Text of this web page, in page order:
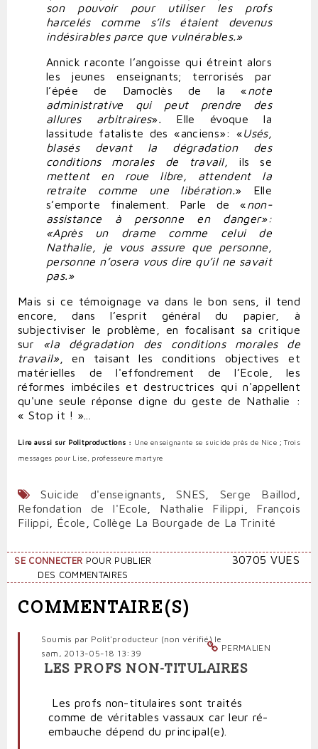
son pouvoir pour utiliser les profs
harcelés comme s’ils étaient devenus
indésirables parce que vulnérables.»
Annick raconte l’angoisse qui étreint alors
les jeunes enseignants; terrorisés par
l’épée de Damoclès de la «note
administrative qui
peut prendre
des
allures
arbitraires».Elle évoque la
lassitude fataliste des «anciens»: «Usés,
blasés
devant la dégradation
des
conditions
morales de travail, ils se
mettent
en roue libre, attendent
la
retraite
comme une libération.» Elle
s’emporte finalement. Parle de «non-
assistance
à personne en
danger»:
«Après un drame comme celui de
Nathalie, je vous assure que personne,
personne n’osera vous dire qu’il ne savait
pas.»
Mais si ce témoignage va dans le bon sens, il tend
encore, dans l’esprit général du papier, à
subjectiviser le problème, en focalisant sa critique
sur «la dégradation des conditions morales de
travail», en taisant les conditions objectives et
matérielles de l'effondrement de l’Ecole, les
réformes imbéciles et destructrices qui n'appellent
qu'une seule réponse digne du geste de Nathalie :
« Stop it ! »...
Lire aussi sur Politproductions : Une enseignante se suicide près de Nice ; Trois
messages pour Lise, professeure martyre
Suicide d'enseignants ,SNES Serge Baillod
Refondation de l'Ecole
Nathalie Filippi
François
Filippi
École ,Collège La Bourgade de La Trinité
SE CONNECTER POUR PUBLIER
DES COMMENTAIRES
30705 VUES
COMMENTAIRE(S)
PERMALIEN
Soumis par Polit'producteur (non vérifié) le
sam, 2013-05-18 13:39
LES PROFS NON-TITULAIRES
Les profs non-titulaires sont traités
comme de véritables vassaux car leur ré-
embauche dépend du principal(e).